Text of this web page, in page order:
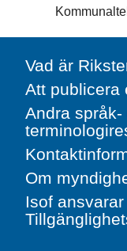
Vad är
Att publicera
Andra språk-
Om
Isof